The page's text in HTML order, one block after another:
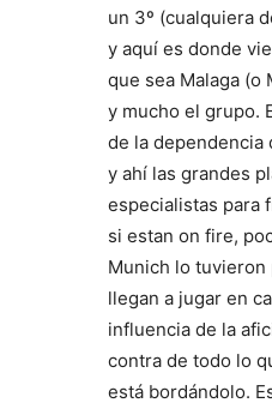
un 3º (cualquiera
y aquí es donde
que sea Malaga
y mucho el grupo.
de la dependencia
y ahí las grandes
especialistas para
si estan on fire,
Munich lo tuvieron
llegan a jugar en
influencia de la
contra de todo lo
está bordándolo.